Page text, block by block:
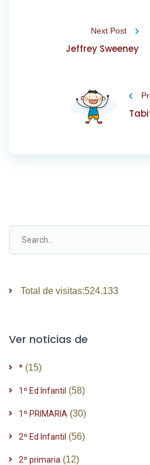
Next Post
Jeffrey Sweeney
Total de visitas:524.133
Ver noticias de
* (15)
1º Ed Infantil (58)
1º PRIMARIA (30)
2º Ed Infantil (56)
2º primaria (12)